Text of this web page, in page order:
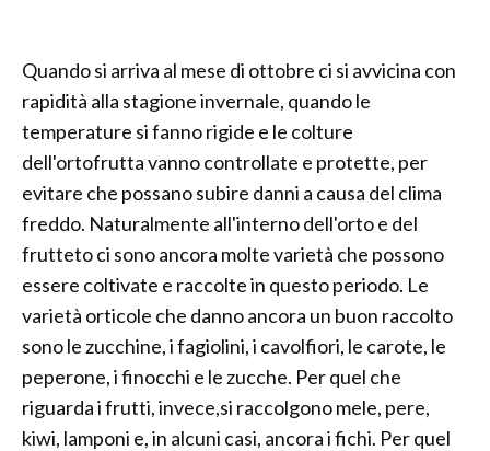
Quando si arriva al mese di ottobre ci si avvicina con
rapidità alla stagione invernale, quando le
temperature si fanno rigide e le colture
dell'ortofrutta vanno controllate e protette, per
evitare che possano subire danni a causa del clima
freddo. Naturalmente all'interno dell'orto e del
frutteto ci sono ancora molte varietà che possono
essere coltivate e raccolte in questo periodo. Le
varietà orticole che danno ancora un buon raccolto
sono le zucchine, i fagiolini, i cavolfiori, le carote, le
peperone, i finocchi e le zucche. Per quel che
riguarda i frutti, invece,si raccolgono mele, pere,
kiwi, lamponi e, in alcuni casi, ancora i fichi. Per quel